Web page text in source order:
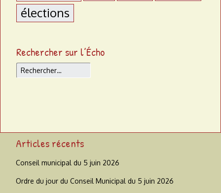
élections
Rechercher sur l’Écho
Rechercher
Articles récents
Conseil municipal du 5 juin 2026
Ordre du jour du Conseil Municipal du 5 juin 2026